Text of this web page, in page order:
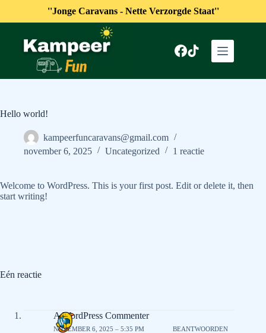
''Jonge Caravans - Nette Verzorgde Staat''
Hello world!
kampeerfuncaravans@gmail.com
november 6, 2025
Uncategorized 1 reactie
Welcome to WordPress. This is your first post. Edit or delete it, then
start writing!
Eén reactie
A WordPress Commenter
NOVEMBER 6, 2025 – 5:35 PM BEANTWOORDEN